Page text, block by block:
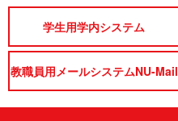
学生用学内システム
教職員用メールシステムNU-Mail